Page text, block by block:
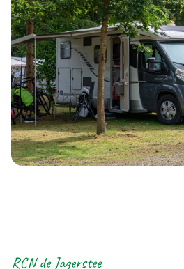
RCN de Jagerstee